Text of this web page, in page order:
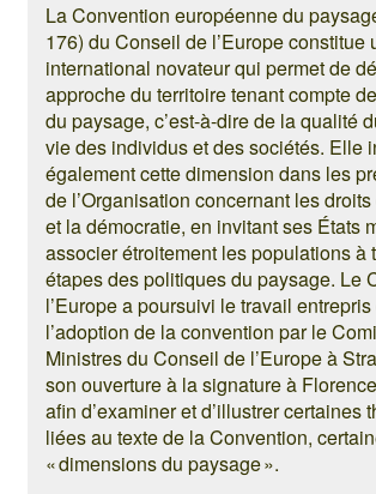
La Convention européenne du
176) du Conseil de l’Europe constitue
international novateur qui permet de
approche du territoire tenant compte
du paysage, c’est-à-dire de la qualité
vie des individus et des sociétés. Elle
également cette dimension dans les
de l’Organisation concernant les droits
et la démocratie, en invitant ses États
associer étroitement les populations à
étapes des politiques du paysage. Le
l’Europe a poursuivi le travail
l’adoption de la convention par le
Ministres du Conseil de l’Europe à
son ouverture à la signature à
afin d’examiner et d’illustrer certaines
liées au texte de la Convention,
« dimensions du paysage ».